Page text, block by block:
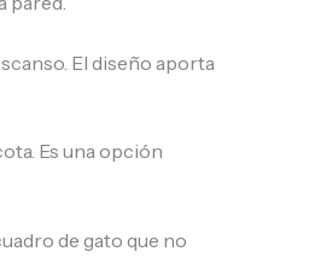
El diseño aporta
Es una opción
de gato que no